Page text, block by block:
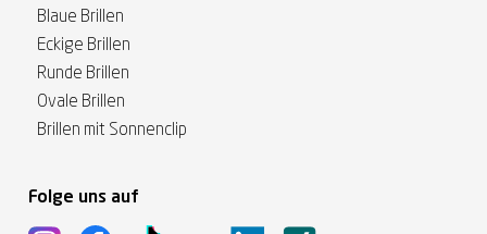
Blaue Brillen
Eckige Brillen
Runde Brillen
Ovale Brillen
Brillen mit Sonnenclip
Folge uns auf